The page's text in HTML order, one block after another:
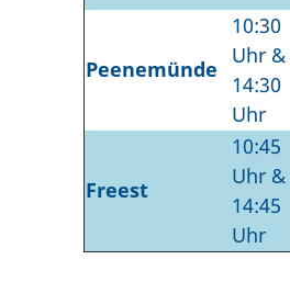
Peenemünde
10:30
Uhr &
14:30
Uhr
Freest
10:45
Uhr &
14:45
Uhr